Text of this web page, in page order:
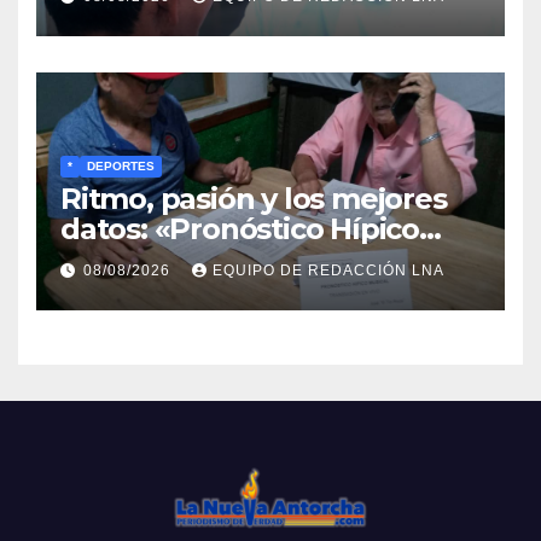
* DEPORTES
Ritmo, pasión y los mejores
datos: «Pronóstico Hípico
Musical» se adueña de los
domingos en La Poderosa
90.3 FM
08/08/2026 EQUIPO DE REDACCIÓN LNA